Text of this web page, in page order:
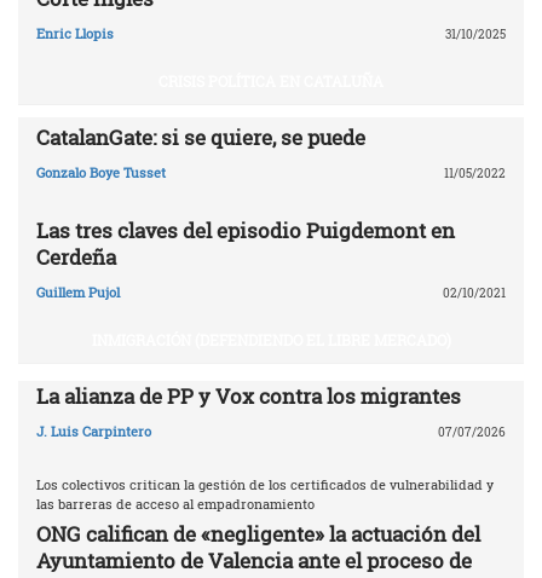
Enric Llopis 31/10/2025
CatalanGate: si se quiere, se puede
Gonzalo Boye Tusset 11/05/2022
Las tres claves del episodio Puigdemont en
Cerdeña
Guillem Pujol 02/10/2021
La alianza de PP y Vox contra los migrantes
J. Luis Carpintero 07/07/2026
Los colectivos critican la gestión de los certificados de vulnerabilidad y
las barreras de acceso al empadronamiento
ONG califican de «negligente» la actuación del
Ayuntamiento de Valencia ante el proceso de